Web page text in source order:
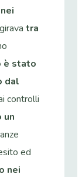
tra
è stato
dal
controlli
un
ed
nei